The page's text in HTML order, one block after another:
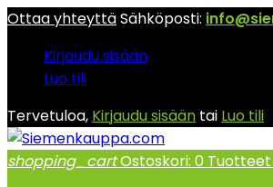
Ottaa yhteyttäSähköposti:
Kirjaudu sisään
Luo tili
Tervetuloa, Kirjaudu sisään tai Luo tili
shopping_cartOstoskori: 0